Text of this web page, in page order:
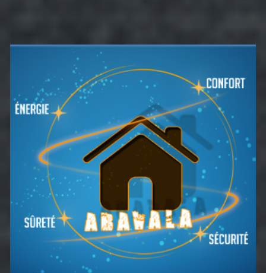
Barre
latérale
principale